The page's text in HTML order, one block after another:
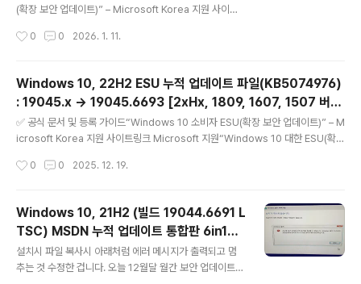
함] (= 1월 일반 사용자용 월간 ESU 보안 업
데이트)
(확장 보안 업데이트)” – Microsoft Korea 지원 사이트
안 업데이트) 프로그램” – Microsoft Learn 한국어 문서
포함링크 Microsoft Learn“Windows 10 확장 보안 업
데이트 | Microsoft Windows” – 주요 소비자용 등록 안
내 페이지링크 Microsoft Windows 10 ESU(Extende
d Security Updates, 확장 보안 업데이트)에 대해서 ==
0 0 2026. 1. 11.
Windows 10, 22H2 ESU 누적 업데이트 파일(KB5074976)
: 19045.x → 19045.6693 [2xHx, 1809, 1607, 1507 버전
포함] (= 12월 일반 사용자용 대역 외(OOB) 업데이트)
✅ 공식 문서 및 등록 가이드“Windows 10 소비자 ESU(확장 보안 업데이트)” – M
icrosoft Korea 지원 사이트링크 Microsoft 지원“Windows 10 대한 ESU(확장
n“Windows 10 ESU(확장 보안 업데이트) 사용(활성화) 가이드” – 기업/조직용 등
oft Windows” – 주요 소비자용 등록 안내 페이지링크 Microsoft Windows 10
ESU(Extended Security Updates, 확장 보안 업데이트)에 대해서 =======
============..
0 0 2025. 12. 19.
Windows 10, 21H2 (빌드 19044.6691 L
TSC) MSDN 누적 업데이트 통합판 6in1
[한글/영문판] [수정본]
설치시 파일 복사시 아래처럼 에러 메시지가 출력되고 멈
추는 것 수정한 겁니다. 오늘 12월달 월간 보안 업데이트가